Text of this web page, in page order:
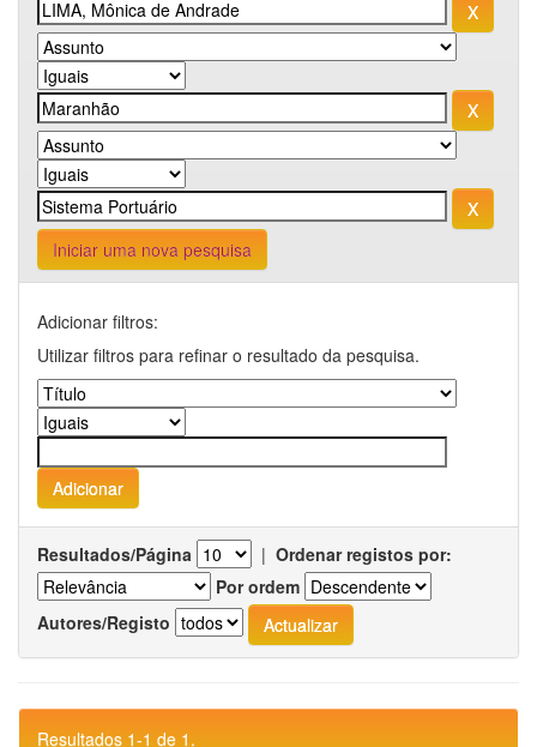
Iniciar uma nova pesquisa
Adicionar filtros:
Utilizar filtros para refinar o resultado da pesquisa.
Resultados/Página | Ordenar registos por:
Por ordem
Autores/Registo
Resultados 1-1 de 1.